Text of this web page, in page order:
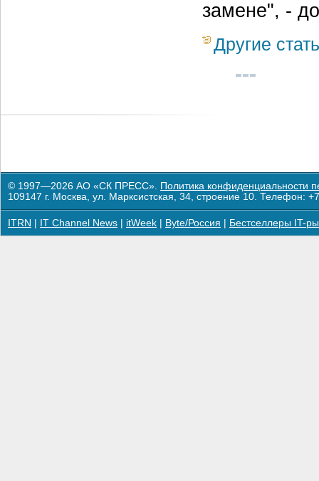
замене", -
Другие
© 1997—2026 АО «СК ПРЕСС». Политика конфиденциальности
109147 г. Москва, ул. Марксистская, 34, строение 10. Телефон:
ITRN IT Channel News itWeek Byte/Россия Бестселлеры IT-